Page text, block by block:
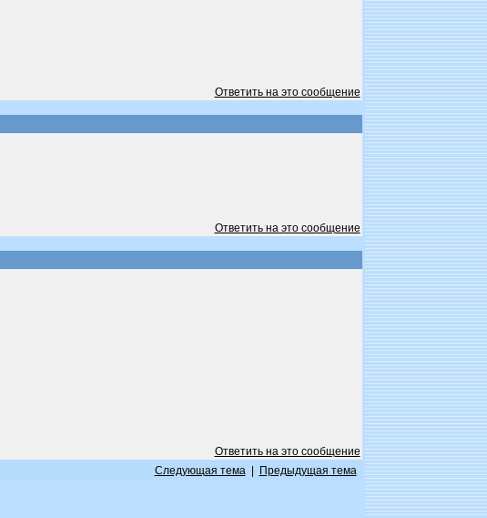
Ответить на это сообщение
Ответить на это сообщение
Ответить на это сообщение
Следующая тема| Предыдущая тема